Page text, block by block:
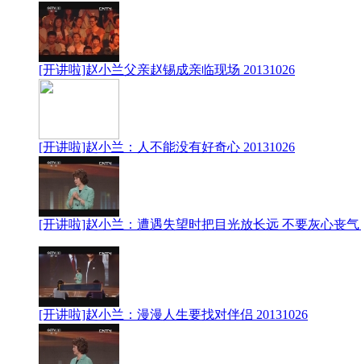
[开讲啦]赵小兰父亲赵锡成亲临现场 20131026
[开讲啦]赵小兰：人不能没有好奇心 20131026
[开讲啦]赵小兰：遭遇失望时把目光放长远 不要灰心丧气
[开讲啦]赵小兰：漫漫人生要找对伴侣 20131026